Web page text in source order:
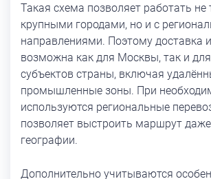
Такая схема позволяет работать не
крупными городами, но и с
направлениями. Поэтому доставка
возможна как для Москвы, так и для
субъектов страны, включая
промышленные зоны. При
используются региональные
позволяет выстроить маршрут
географии.
Дополнительно учитываются